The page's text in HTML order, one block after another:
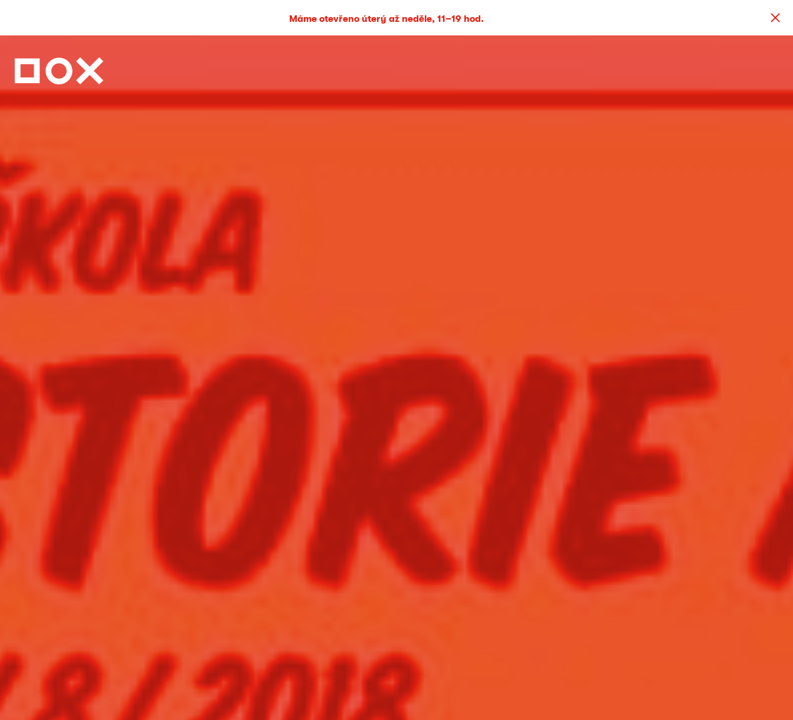
Máme otevřeno úterý až neděle, 11–19 hod.